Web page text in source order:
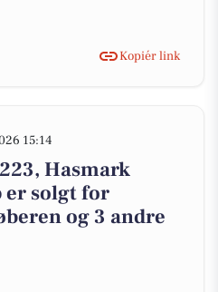
Kopiér link
15:14
Hasmark
er solgt for
og 3 andre